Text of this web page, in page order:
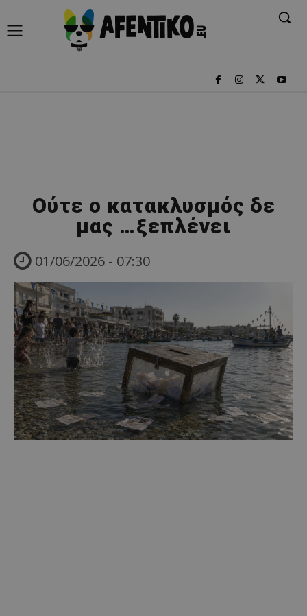
Ούτε ο κατακλυσμός δε
μας …ξεπλένει
01/06/2026 - 07:30